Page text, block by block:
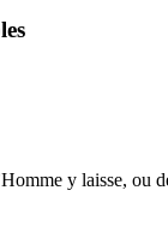
y laisse, ou